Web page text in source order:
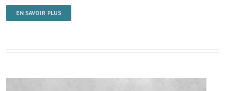
EN SAVOIR PLUS